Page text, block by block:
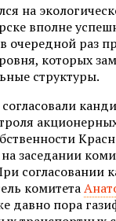
на
вполне
в очередной раз
которых
структуры.
на заседании
согласовании
комитета
давно пора